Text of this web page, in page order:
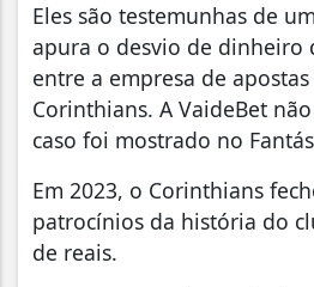
Eles são testemunhas de
apura o desvio de dinheiro
entre a empresa de
Corinthians. A VaideBet
caso foi mostrado no
Em 2023, o Corinthians
patrocínios da história do
de reais.